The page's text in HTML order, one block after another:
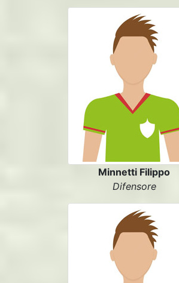
Minnetti Filippo
Difensore